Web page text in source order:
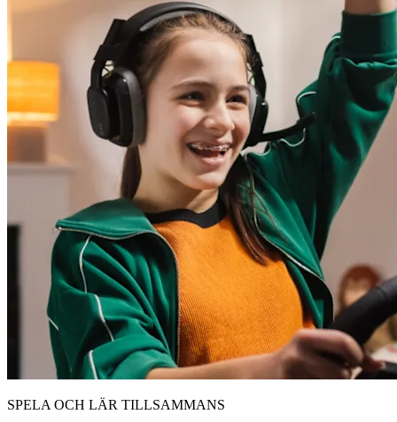
SPELA OCH LÄR TILLSAMMANS